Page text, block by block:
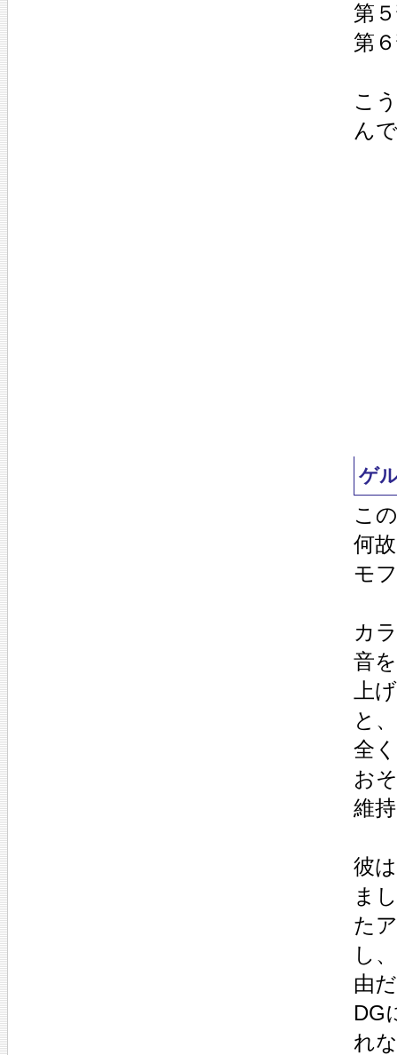
第
第
こ
ん
ゲ
こ
何
モ
カ
音
上
と
全
お
維
彼
ま
た
し
由
DG
れ